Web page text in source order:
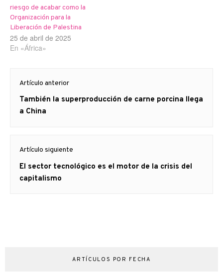
riesgo de acabar como la
Organización para la
Liberación de Palestina
25 de abril de 2025
En «África»
de
entradas
Artículo anterior
Artículo
anterior
También la superproducción de carne porcina llega
a China
Artículo siguiente
Artículo
siguiente:
El sector tecnológico es el motor de la crisis del
capitalismo
ARTÍCULOS POR FECHA